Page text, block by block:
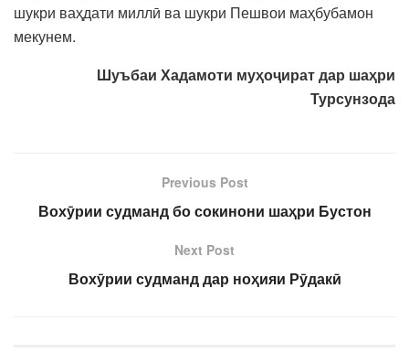
шукри ваҳдати миллӣ ва шукри Пешвои маҳбубамон
мекунем.
Шуъбаи Хадамоти муҳоҷират дар шаҳри
Турсунзода
Previous Post
Вохӯрии судманд бо сокинони шаҳри Бустон
Next Post
Вохӯрии судманд дар ноҳияи Рӯдакӣ